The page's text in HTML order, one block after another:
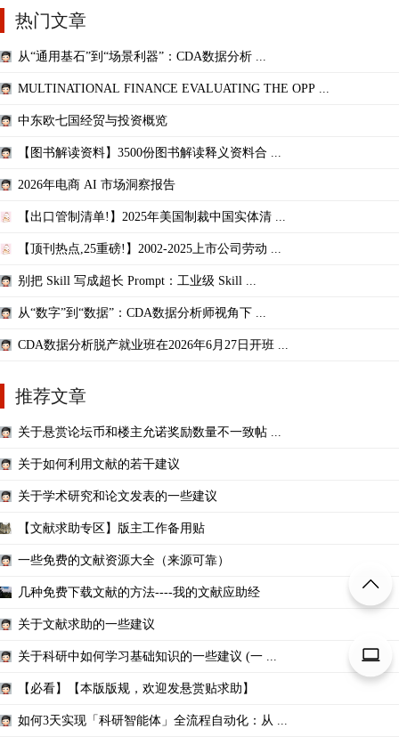
热门文章
从“通用基石”到“场景利器”：CDA数据分析 ...
MULTINATIONAL FINANCE EVALUATING THE OPP ...
中东欧七国经贸与投资概览
【图书解读资料】3500份图书解读释义资料合 ...
2026年电商 AI 市场洞察报告
【出口管制清单!】2025年美国制裁中国实体清 ...
【顶刊热点,25重磅!】2002-2025上市公司劳动 ...
别把 Skill 写成超长 Prompt：工业级 Skill ...
从“数字”到“数据”：CDA数据分析师视角下 ...
CDA数据分析脱产就业班在2026年6月27日开班 ...
推荐文章
关于悬赏论坛币和楼主允诺奖励数量不一致帖 ...
关于如何利用文献的若干建议
关于学术研究和论文发表的一些建议
【文献求助专区】版主工作备用贴
一些免费的文献资源大全（来源可靠）
几种免费下载文献的方法----我的文献应助经
关于文献求助的一些建议
关于科研中如何学习基础知识的一些建议 (一 ...
【必看】【本版版规，欢迎发悬赏贴求助】
如何3天实现「科研智能体」全流程自动化：从 ...